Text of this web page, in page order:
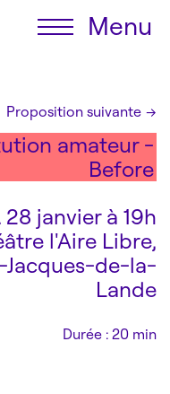
Menu
Proposition suivante →
amateur -
Before
28 janvier à 19h
l'Aire Libre,
Jacques-de-la-
Lande
Durée : 20 min